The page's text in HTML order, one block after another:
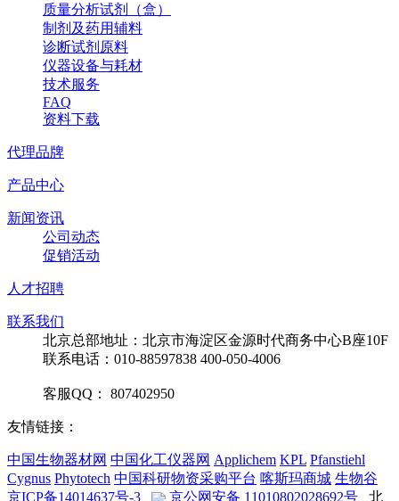
质量分析试剂（盒）
制剂及药用辅料
诊断试剂原料
仪器设备与耗材
技术服务
FAQ
资料下载
代理品牌
产品中心
新闻资讯
公司动态
促销活动
人才招聘
联系我们
北京总部地址：北京市海淀区金源时代商务中心B座10F
联系电话：010-88597838 400-050-4006
客服QQ： 807402950
友情链接：
中国生物器材网 中国化工仪器网 Applichem KPL Pfanstiehl
Cygnus Phytotech 中国科研物资采购平台 喀斯玛商城 生物谷
京ICP备14014637号-3
京公网安备 11010802028692号 北